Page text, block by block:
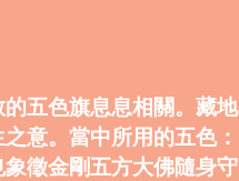
五色旗息息相關。藏地
意。當中所用的五色：
徵金剛五方大佛隨身守